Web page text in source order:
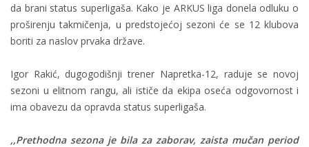
da brani status superligaša. Kako je ARKUS liga donela odluku o
proširenju takmičenja, u predstojećoj sezoni će se 12 klubova
boriti za naslov prvaka države.
Igor Rakić, dugogodišnji trener Napretka-12, raduje se novoj
sezoni u elitnom rangu, ali ističe da ekipa oseća odgovornost i
ima obavezu da opravda status superligaša.
,,Prethodna sezona je bila za zaborav, zaista mučan period